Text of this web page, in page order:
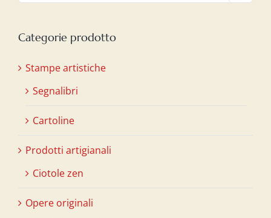
Categorie prodotto
Stampe artistiche
Segnalibri
Cartoline
Prodotti artigianali
Ciotole zen
Opere originali